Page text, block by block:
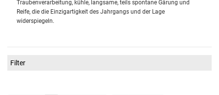
Traubenverarbeitung, kühle, langsame, teils spontane Gärung und
Reife, die die Einzigartigkeit des Jahrgangs und der Lage
widerspiegeln.
Filter